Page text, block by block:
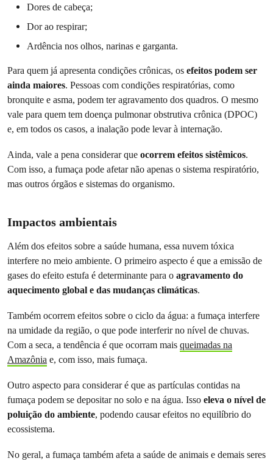
Dores de cabeça;
Dor ao respirar;
Ardência nos olhos, narinas e garganta.
Para quem já apresenta condições crônicas, os efeitos podem ser
ainda maiores. Pessoas com condições respiratórias, como
bronquite e asma, podem ter agravamento dos quadros. O mesmo
vale para quem tem doença pulmonar obstrutiva crônica (DPOC)
e, em todos os casos, a inalação pode levar à internação.
Ainda, vale a pena considerar que ocorrem efeitos sistêmicos.
Com isso, a fumaça pode afetar não apenas o sistema respiratório,
mas outros órgãos e sistemas do organismo.
Impactos ambientais
Além dos efeitos sobre a saúde humana, essa nuvem tóxica
interfere no meio ambiente. O primeiro aspecto é que a emissão de
gases do efeito estufa é determinante para o agravamento do
aquecimento global e das mudanças climáticas.
Também ocorrem efeitos sobre o ciclo da água: a fumaça interfere
na umidade da região, o que pode interferir no nível de chuvas.
Com a seca, a tendência é que ocorram mais queimadas na
Amazônia e, com isso, mais fumaça.
Outro aspecto para considerar é que as partículas contidas na
fumaça podem se depositar no solo e na água. Isso eleva o nível de
poluição do ambiente, podendo causar efeitos no equilíbrio do
ecossistema.
No geral, a fumaça também afeta a saúde de animais e demais seres